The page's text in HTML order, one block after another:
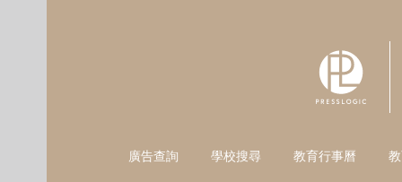
廣告查詢 學校搜尋 教育行事曆